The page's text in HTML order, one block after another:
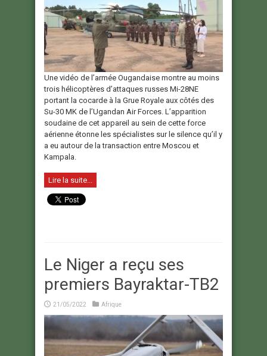
Une vidéo de l’armée Ougandaise montre au moins
trois hélicoptères d’attaques russes Mi-28NE
portant la cocarde à la Grue Royale aux côtés des
Su-30 MK de l’Ugandan Air Forces. L’apparition
soudaine de cet appareil au sein de cette force
aérienne étonne les spécialistes sur le silence qu’il y
a eu autour de la transaction entre Moscou et
Kampala.
Lire la suite...
Le Niger a reçu ses
premiers Bayraktar-TB2
21/05/2022 Afrique